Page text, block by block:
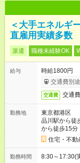
＜大手エネルギ
直雇用実績多数
派遣 職種未経験OK
給与
時給1800円
交通費別
交通費 交通
勤務地
東京都港区
品川駅から徒
から徒歩15分
住宅・不動
勤務時間 8:30～17:30(